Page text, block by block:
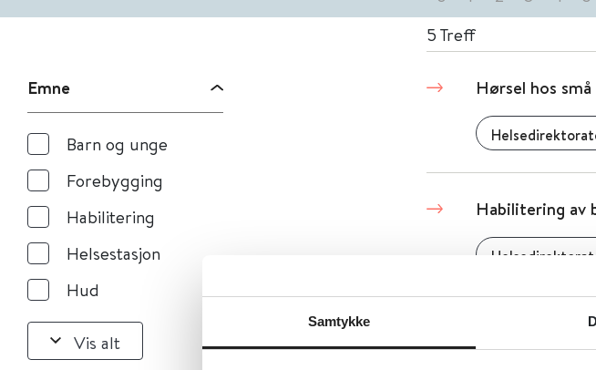
Samtykke
Emne
Barn og unge
Forebygging
Habilitering
Helsestasjon
Hud
Vis alt
5 Treff
Hørsel hos
Habilitering av
Hud- og